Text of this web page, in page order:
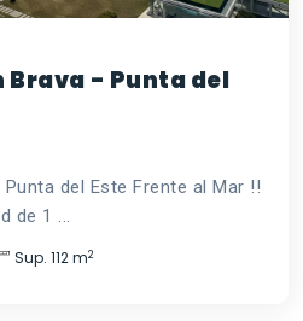
- Punta del
del Este Frente al Mar !!
de 1 ...
Sup. 112 m2